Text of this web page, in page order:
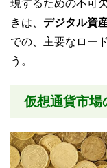
現するための不可
きは、 デジタル資
での、主要なロー
う。
仮想通貨市